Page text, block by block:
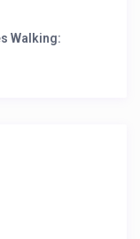
Walking: